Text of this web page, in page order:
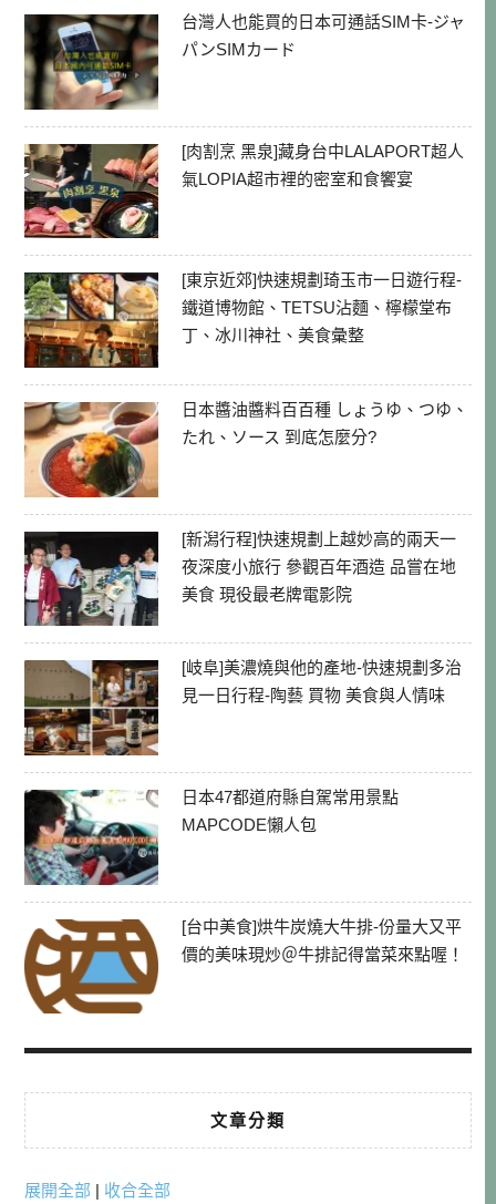
台灣人也能買的日本可通話SIM卡-ジャ
パンSIMカード
[肉割烹 黑泉]藏身台中LALAPORT超人
氣LOPIA超市裡的密室和食饗宴
[東京近郊]快速規劃琦玉市一日遊行程-
鐵道博物館、TETSU沾麵、檸檬堂布
丁、冰川神社、美食彙整
日本醬油醬料百百種 しょうゆ、つゆ、
たれ、ソース 到底怎麼分?
[新潟行程]快速規劃上越妙高的兩天一
夜深度小旅行 參觀百年酒造 品嘗在地
美食 現役最老牌電影院
[岐阜]美濃燒與他的產地-快速規劃多治
見一日行程-陶藝 買物 美食與人情味
日本47都道府縣自駕常用景點
MAPCODE懶人包
[台中美食]烘牛炭燒大牛排-份量大又平
價的美味現炒＠牛排記得當菜來點喔！
文章分類
展開全部 | 收合全部